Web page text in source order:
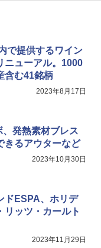
ノズル付き
で提供するワイン
ニューアル。1000
含む41銘柄
2023年8月17日
発熱素材ブレス
きるアウターなど
2023年10月30日
ドESPA、ホリデ
リッツ・カールト
2023年11月29日